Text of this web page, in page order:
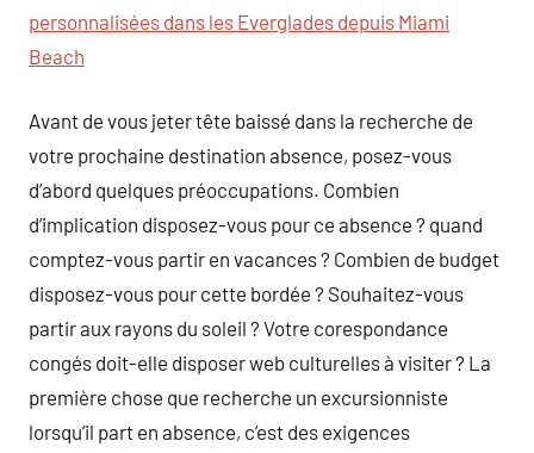
personnalisées dans les Everglades depuis Miami
Beach
Avant de vous jeter tête baissé dans la recherche de
votre prochaine destination absence, posez-vous
d’abord quelques préoccupations. Combien
d’implication disposez-vous pour ce absence ? quand
comptez-vous partir en vacances ? Combien de budget
disposez-vous pour cette bordée ? Souhaitez-vous
partir aux rayons du soleil ? Votre corespondance
congés doit-elle disposer web culturelles à visiter ? La
première chose que recherche un excursionniste
lorsqu’il part en absence, c’est des exigences